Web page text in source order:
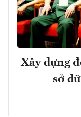
Xây dựng
sở